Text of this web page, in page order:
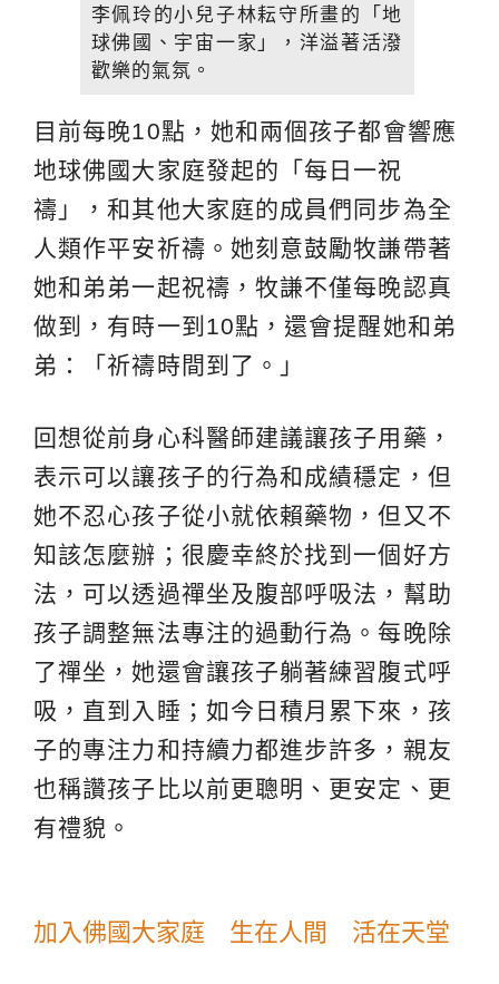
李佩玲的小兒子林耘守所畫的「地
球佛國、宇宙一家」，洋溢著活潑
歡樂的氣氛。
目前每晚10點，她和兩個孩子都會響應
地球佛國大家庭發起的「每日一祝
禱」，和其他大家庭的成員們同步為全
人類作平安祈禱。她刻意鼓勵牧謙帶著
她和弟弟一起祝禱，牧謙不僅每晚認真
做到，有時一到10點，還會提醒她和弟
弟：「祈禱時間到了。」
回想從前身心科醫師建議讓孩子用藥，
表示可以讓孩子的行為和成績穩定，但
她不忍心孩子從小就依賴藥物，但又不
知該怎麼辦；很慶幸終於找到一個好方
法，可以透過禪坐及腹部呼吸法，幫助
孩子調整無法專注的過動行為。每晚除
了禪坐，她還會讓孩子躺著練習腹式呼
吸，直到入睡；如今日積月累下來，孩
子的專注力和持續力都進步許多，親友
也稱讚孩子比以前更聰明、更安定、更
有禮貌。
加入佛國大家庭 生在人間 活在天堂